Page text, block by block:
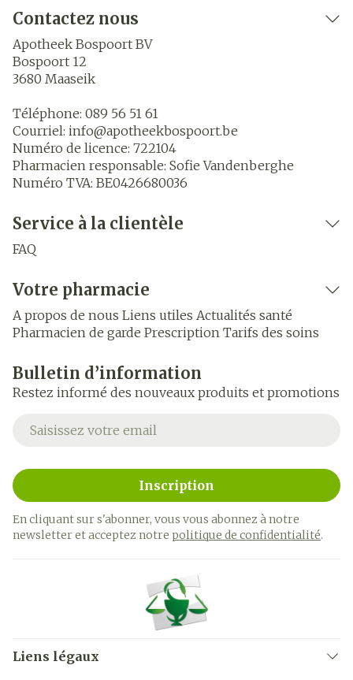
Contactez nous
Apotheek Bospoort BV
Bospoort 12
3680 Maaseik
Téléphone: 089 56 51 61
Courriel: info@apotheekbospoort.be
Numéro de licence: 722104
Pharmacien responsable: Sofie Vandenberghe
Numéro TVA: BE0426680036
Service à la clientèle
FAQ
Votre pharmacie
A propos de nous Liens utiles Actualités santé
Pharmacien de garde Prescription Tarifs des soins
Bulletin d’information
Restez informé des nouveaux produits et promotions
Adresse mail
Inscription
En cliquant sur s'abonner, vous vous abonnez à notre
newsletter et acceptez notre politique de confidentialité.
Liens légaux